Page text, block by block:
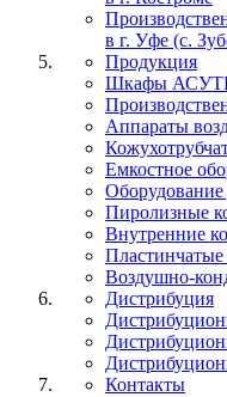
в г. Уфе (с.
Продукция
Шкафы АСУТП
Аппараты
Емкостное
Оборудование
Пиролизные
Внутренние
Воздушно-
Дистрибуция
Контакты